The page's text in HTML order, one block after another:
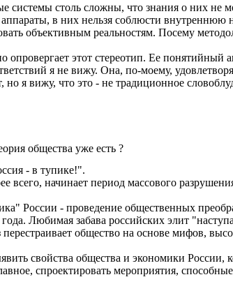
системы столь сложны, что знания о них не
в них нельзя соблюсти
объективным реальностям. Посему
опровергает этот стереотип. Ее
я не вижу. Она, по-моему,
я вижу, что это - не традиционное
общества уже есть ?
- в тупике!".
начинает период массового
России - проведение общественных
Любимая забава российских элит
общество на основе мифов,
свойства общества и экономики
спроектировать мероприятия,